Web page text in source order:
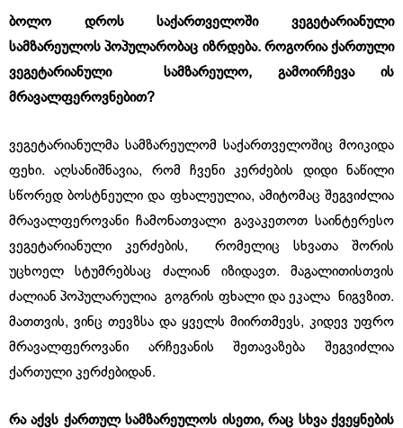
ბოლო დროს საქართველოში
ვეგეტარიანული
სამზარეულოს პოპულარობაც იზრდება. როგორია ქართული
ვეგეტარიანული
სამზარეულო, გამოირჩევა
ის
მრავალფეროვნებით?
ვეგეტარიანულმა სამზარეულომ საქართველოშიც მოიკიდა
ფეხი. აღსანიშნავია, რომ ჩვენი კერძების დიდი ნაწილი
სწორედ ბოსტნეული და ფხალეულია, ამიტომაც შეგვიძლია
მრავალფეროვანი ჩამონათვალი გავაკეთოთ საინტერესო
ვეგეტარიანული კერძების, რომელიც სხვათა შორის
უცხოელ სტუმრებსაც ძალიან იზიდავთ. მაგალითისთვის
ძალიან პოპულარულია გოგრის ფხალი და ეკალა ნიგვზით.
მათთვის, ვინც თევზსა და ყველს მიირთმევს, კიდევ უფრო
მრავალფეროვანი არჩევანის შეთავაზება შეგვიძლია
ქართული კერძებიდან.
რა აქვს ქართულ სამზარეულოს ისეთი,რაც სხვა ქვეყნების